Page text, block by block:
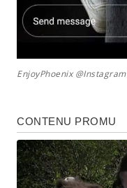
EnjoyPhoenix @Instagram